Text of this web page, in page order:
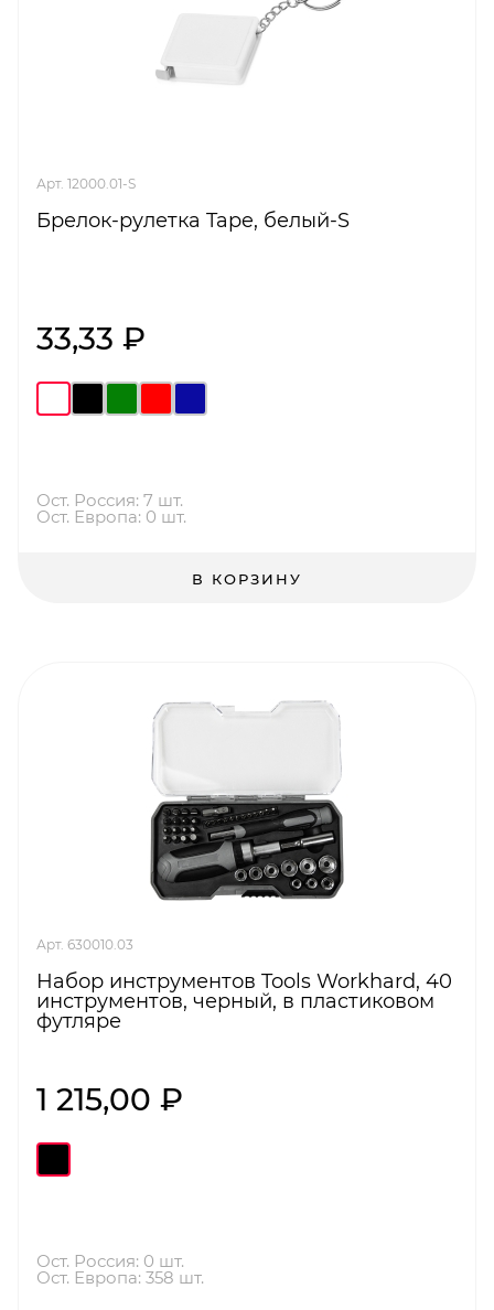
Арт. 12000.01-S
Брелок-рулетка Tape, белый-S
33,33 ₽
Ост. Россия: 7 шт.
Ост. Европа: 0 шт.
В КОРЗИНУ
Арт. 630010.03
Набор инструментов Tools Workhard, 40
инструментов, черный, в пластиковом
футляре
1 215,00 ₽
Ост. Россия: 0 шт.
Ост. Европа: 358 шт.